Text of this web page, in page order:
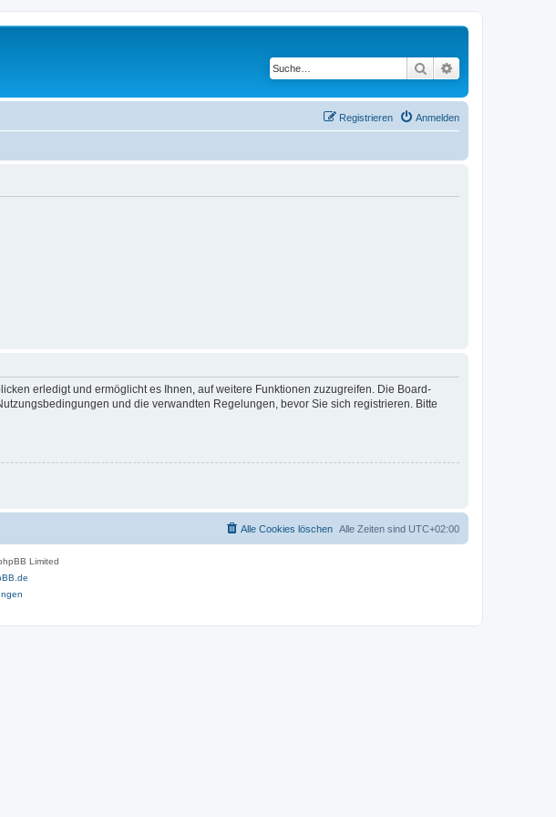
Suche
Anmelden
Registrieren
erledigt und ermöglicht es Ihnen, auf weitere Funktionen zuzugreifen. Die Board-
und die verwandten Regelungen, bevor Sie sich registrieren. Bitte
Alle Zeiten sind UTC+02:00
Alle Cookies löschen
Limited